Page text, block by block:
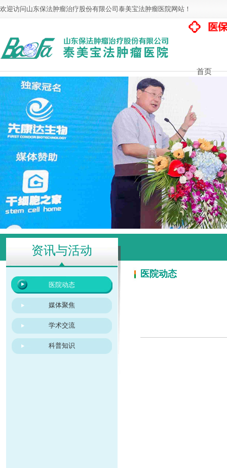
欢迎访问山东保法肿瘤治疗股份有限公司泰美宝法肿瘤医院网站！
首页
资讯与活动
医院动态
媒体聚焦
学术交流
科普知识
医院动态